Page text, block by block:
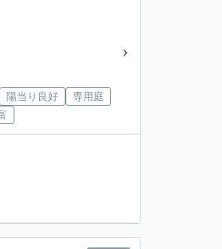
陽当り良好
専用庭